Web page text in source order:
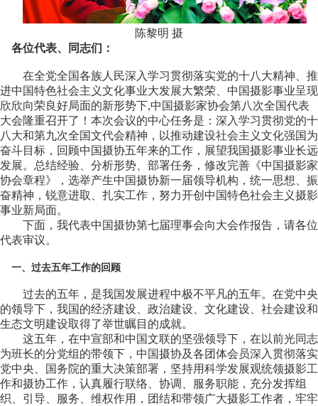
陈黎明 摄
各位代表、同志们：
在全党全国各族人民深入学习贯彻落实党的十八大精神、推
进中国特色社会主义文化事业大发展大繁荣、中国摄影事业呈现
欣欣向荣良好局面的新形势下,中国摄影家协会第八次全国代表
大会隆重召开了！本次会议的中心任务是：深入学习贯彻党的十
八大和第九次全国文代会精神，以推动建设社会主义文化强国为
奋斗目标，回顾中国摄协五年来的工作，展望我国摄影事业长远
发展。总结经验、分析形势、部署任务，修改完善《中国摄影家
协会章程》，选举产生中国摄协新一届领导机构，统一思想、振
奋精神，锐意进取、扎实工作，努力开创中国特色社会主义摄影
事业新局面。
下面，我代表中国摄协第七届理事会向大会作报告，请各位
代表审议。
一、过去五年工作的回顾
过去的五年，是我国发展进程中极不平凡的五年。在党中央
的领导下，我国的经济建设、政治建设、文化建设、社会建设和
生态文明建设取得了举世瞩目的成就。
这五年，在中宣部和中国文联的坚强领导下，在以前光同志
为班长的分党组的带领下，中国摄协及各团体会员深入贯彻落实
党中央、国务院的重大决策部署，坚持用科学发展观统领摄影工
作和摄协工作，认真履行联络、协调、服务职能，充分发挥组
织、引导、服务、维权作用，团结和带领广大摄影工作者，牢牢